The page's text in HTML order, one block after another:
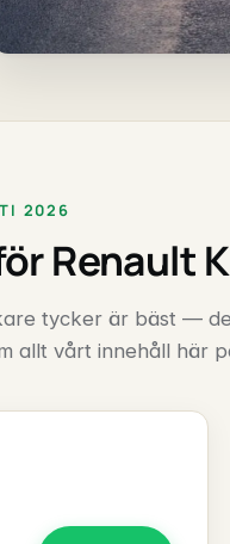
2026
Renault
tycker är bäst —
allt vårt innehåll här